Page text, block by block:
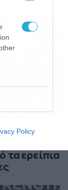
Policy
τα ερείπια